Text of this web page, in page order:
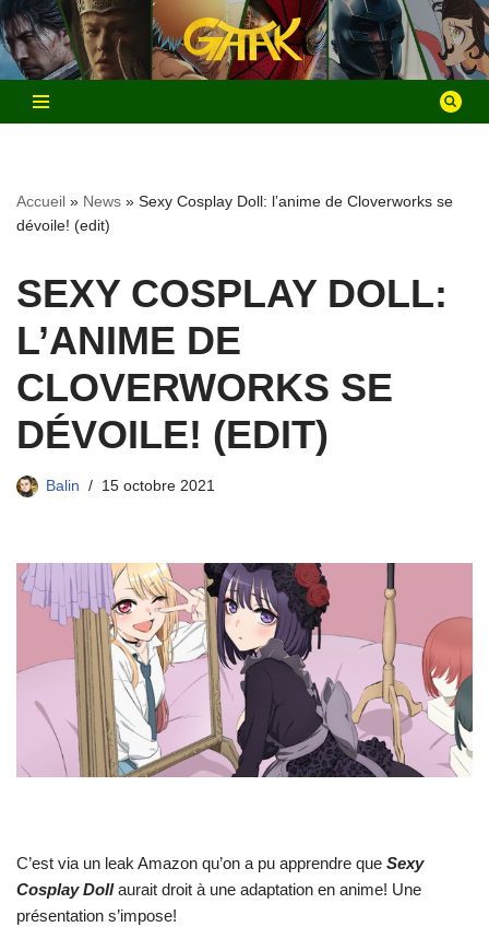
Aller
au
contenu
Accueil » News » Sexy Cosplay Doll: l’anime de Cloverworks se
dévoile! (edit)
SEXY COSPLAY DOLL:
L’ANIME DE
CLOVERWORKS SE
DÉVOILE! (EDIT)
Balin 15 octobre 2021
C’est via un leak Amazon qu’on a pu apprendre que Sexy
Cosplay Dollaurait droit à une adaptation en anime! Une
présentation s’impose!